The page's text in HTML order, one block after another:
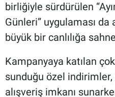
birliğiyle sürdürülen
Günleri” uygulaması da
büyük bir canlılığa
Kampanyaya katılan
sunduğu özel
alışveriş imkanı